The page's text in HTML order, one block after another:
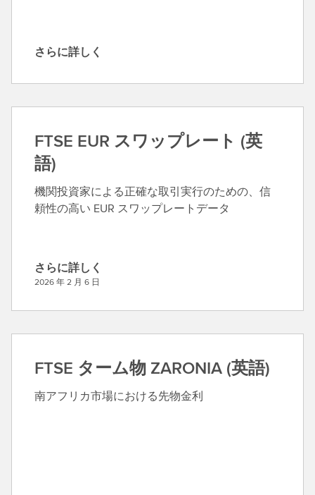
さ
詳
く
さらに詳しく
FTSE EUR スワップレート (英
語)
機関投資家による正確な取引実行のための、信
頼性の高い EUR スワップレートデータ
さ
に
く
さらに詳しく
2026 年 2 月 6 日
FTSE ターム物 ZARONIA (英語)
南アフリカ市場における先物金利